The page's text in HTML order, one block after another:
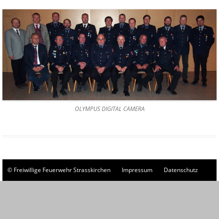
OLYMPUS DIGITAL CAMERA
© Freiwillige Feuerwehr Strasskirchen Impressum Datenschutz